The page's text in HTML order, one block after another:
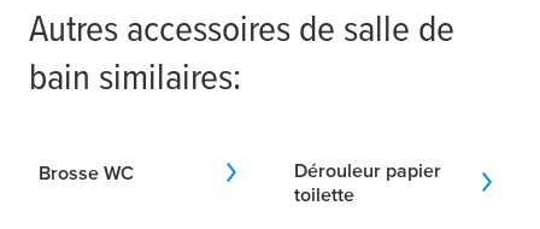
Autres accessoires de salle de
bain similaires:
Brosse WC
Dérouleur papier
toilette